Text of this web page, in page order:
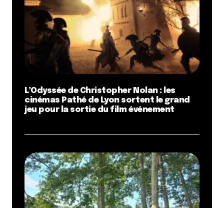
L’Odyssée de Christopher Nolan : les
cinémas Pathé de Lyon sortent le grand
jeu pour la sortie du film événement